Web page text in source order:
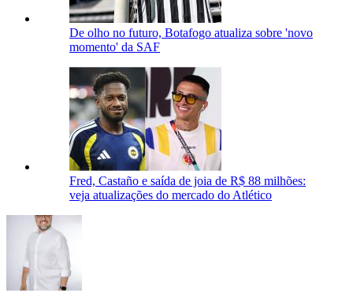
De olho no futuro, Botafogo atualiza sobre 'novo
momento' da SAF
Fred, Castaño e saída de joia de R$ 88 milhões:
veja atualizações do mercado do Atlético